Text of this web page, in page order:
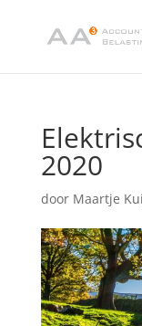
2020
door Maartje